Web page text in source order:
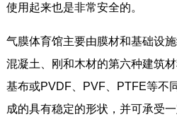
使用起来也是非常安全的。
气膜体育馆主要由膜材和基础设
混凝土、刚和木材的第六种建筑
基布或PVDF、PVF、PTFE等不
成的具有稳定的形状，并可承受